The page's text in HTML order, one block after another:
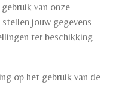
van onze
jouw gegevens
ter beschikking
op het gebruik van de